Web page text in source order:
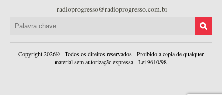
radioprogresso@radioprogresso.com.br
Copyright 2026® - Todos os direitos reservados - Proibido a cópia de qualquer
material sem autorização expressa - Lei 9610/98.